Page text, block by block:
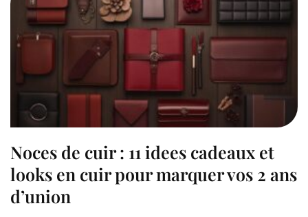
Noces de cuir : 11 idees cadeaux et
looks en cuir pour marquer vos 2 ans
d’union